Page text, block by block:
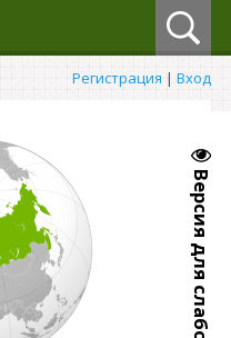
Регистрация | Вход